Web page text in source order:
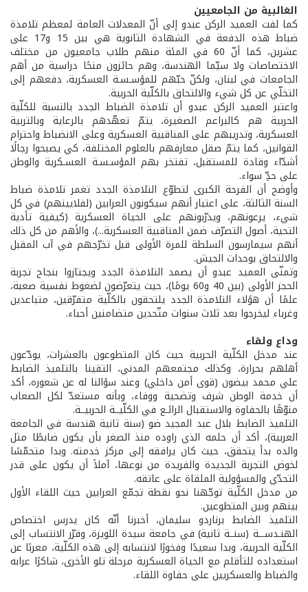
الغالبية من الجامعيين
كما لفت العميد الركن عبدو إلى أنّ المعدلات العامة لمعظم تلامذة
ضباط هذه الدفعة في الشهادة الثانوية هي بين 15 و17 على
عشرين، كما أنّ 60 في المئة منهم طلاب جامعيون من مختلف
الاختصاصات ولا سيّما الهندسة، وهم حائزون منحًا دراسية من أهم
الجامعات في لبنان، ولكنّ حبّهم للمؤسـسـة العسكرية، دفعهم إلى
التخلّي عن كل شيء والالتحاق بالكلّية الحربية.
واعتبر العميد الركن عبدو أن تلامذة الضباط الجدد بالنسبة للكلّية
الحربية هم كالبراعم الصغيرة، يتمّ تعهّدهم بالرعاية وبالتربية
العسكرية، وتدريبهم على المناقبية العسكرية وعلى الانضباط واحترام
القوانين، كما يتمّ صقل معارفهم بالعلوم المختلفة، كي يصبحوا رجالًا
أشدّاء وقادة للمستقبل، تفتخر بهم المؤسـسـة العسـكرية والوطن
على حدِّ سواء.
وأوضح أن الفرحة الكبرى لتطوّع التلامذة الجدد تغمر تلامذة ضباط
السنة الثالثة، على اعتبار أنهم سيكونون العرابين (لفلايينهم) في كل
شيء، يرعونهم، ويدرّبونهم على الحياة العسكرية (كيفية تأدية
التحية، أصول التصرّف ضمن المناقبية العسكرية...)، والأهم من كل ذلك
أنهم سيمارسون السلطة للمرة الأولى قبل تخرّجهم في آب المقبل
والالتحاق بوحدات الجيش.
وتمنّى العميد عبدو أن يصمد التلامذة الجدد ويجتازوا بنجاح تجربة
الحجز الأولى (بين 40 و60 يومًا)، حيث يتعرّضون لضغوط نفسية صعبة،
علمًا أن هؤلاء التلامذة الجدد يلتحقون بالكلّية متفرّقين، متباعدين
وغرباء ليخرجوا بعد ثلاث سنوات متّحدين متضامنين أحباء.
وداع ولقاء
عند مدخل الكلّية الحربية حيث كان المتطوعون بالعشرات، يودّعون
أهلهم بحرارة، وكذلك مجتمعهم المدني، التقينا بالتلميذ الضابط
علي محمد بيضون (قوى أمن داخلي) وعند سؤالنا له عن شعوره، أكد
أن خدمة الوطن شرف وتضحية ووفاء، وبأنه مستعدّ لكل الصعاب
منوّهًا بالحفاوة والاستقبال الرائـع في الكلّيــة الحربيــة.
التلميذ الضابط بلال عبد المجيد ضو (سنة ثانية هندسة في الجامعة
العربية)، أكد أن حلمه الذي راوده منذ الصغر بأن يكون ضابطًا مثل
والده بدأ يتحقق، حيث كان يرافقه إلى مركز خدمته. وبدا متحمّسًا
لخوض التجربة الجديدة والفريدة من نوعها، آملاً أن يكون على قدر
التحدّي والمسؤولية الملقاة على عاتقه.
من مدخل الكلّية توجّهنا نحو نقطة تجمّع العرابين حيث اللقاء الأول
بينهم وبين المتطوعين.
التلميذ الضابط برناردو سليمان، أخبرنا أنّه كان يدرس اختصاص
الهنـدســـة (سنــة ثانية) في جامعة سيدة اللويزة، وقرّر الانتساب إلى
الكلّية الحربية، وبدا سعيدًا وفخورًا لانتسابه إلى هذه الكلّية، معربًا عن
استعداده للتأقلم مع الحياة العسكرية مرحلة تلو الأخرى، شاكرًا عرابه
والضباط والعسكريين على حفاوة اللقاء.